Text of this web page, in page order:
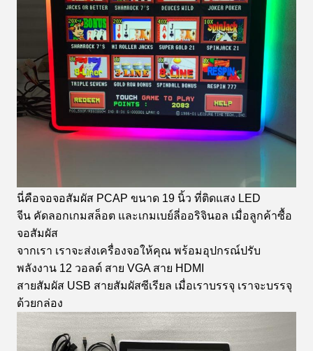
นี่คือจอจอสัมผัส PCAP ขนาด 19 นิ้ว ที่ติดแสง LED
จีน คัดลอกเกมสล็อต และเกมเบย์ลี่ออริจินอล เมื่อลูกค้าซื้อ
จอสัมผัส
จากเรา เราจะส่งเครื่องจอให้คุณ พร้อมอุปกรณ์ปรับ
พลังงาน 12 วอลต์ สาย VGA สาย HDMI
สายสัมผัส USB สายสัมผัสซีเรียล เมื่อเราบรรจุ เราจะบรรจุ
ด้วยกล่อง